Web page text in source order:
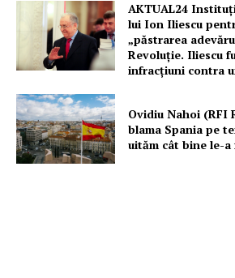
AKTUAL24
lui Ion Iliescu
„păstrarea
Revoluție. Iliescu
infracțiuni contra
Ovidiu Nahoi (RFI
blama Spania pe
uităm cât bine le-